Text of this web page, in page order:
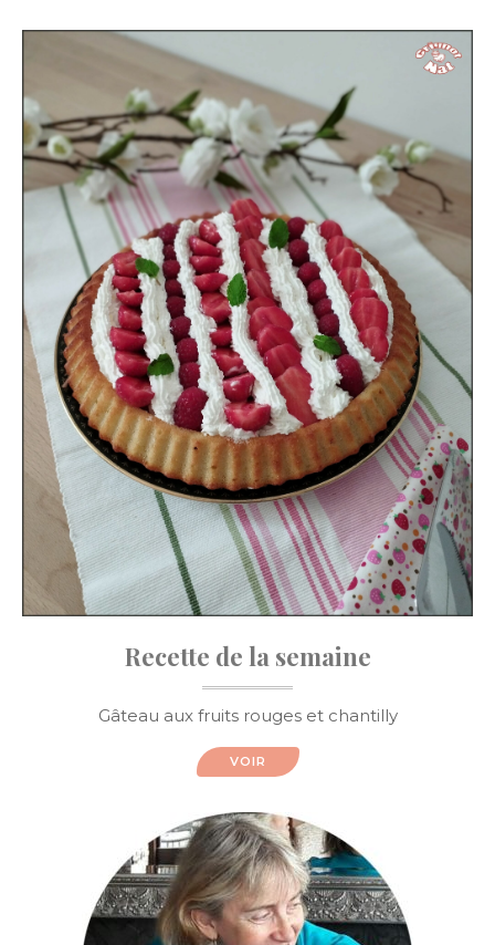
Recette de la semaine
Gâteau aux fruits rouges et chantilly
VOIR